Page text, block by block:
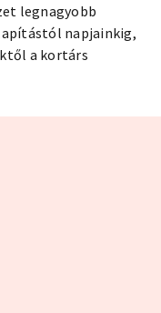
legnagyobb
napjainkig,
a kortárs